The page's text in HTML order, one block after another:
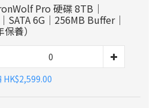
Pro 硬碟 8TB｜
SATA 6G｜256MB Buffer｜
養）
HK$2,599.00